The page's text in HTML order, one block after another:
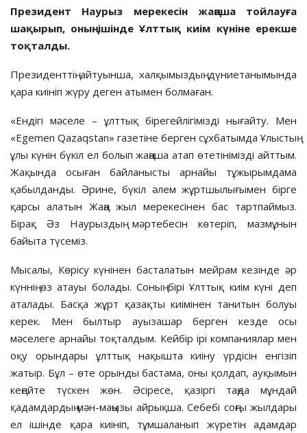
Президент Наурыз мерекесін жаңаша тойлауға
шақырып, оның ішінде Ұлттық киім күніне ерекше
тоқталды.
Президенттің айтуынша, халқымыздың дүниетанымында
қара киініп жүру деген атымен болмаған.
«Ендігі мәселе – ұлттық бірегейлігімізді нығайту. Мен
«Egemen Qazaqstan» газетіне берген сұхбатымда Ұлыстың
ұлы күнін бүкіл ел болып жаңаша атап өтетінімізді айттым.
Жақында осыған байланысты арнайы тұжырымдама
қабылданды. Әрине, бүкіл әлем жұртшылығымен бірге
қарсы алатын Жаңа жыл мерекесінен бас тартпаймыз.
Бірақ Әз Наурыздың мәртебесін көтеріп, мазмұнын
байыта түсеміз.
Мысалы, Көрісу күнінен басталатын мейрам кезінде әр
күннің өз атауы болады. Соның бірі Ұлттық киім күні деп
аталады. Басқа жұрт қазақты киімінен танитын болуы
керек. Мен былтыр ауызашар берген кезде осы
мәселеге арнайы тоқталдым. Кейбір ірі компаниялар мен
оқу орындары ұлттық нақышта киіну үрдісін енгізіп
жатыр. Бұл – өте орынды бастама, оны қолдап, ауқымын
кеңейте түскен жөн. Әсіресе, қазіргі таңда мұндай
қадамдардың мән-маңызы айрықша. Себебі соңғы жылдары
ел ішінде қара киініп, тұмшаланып жүретін адамдар